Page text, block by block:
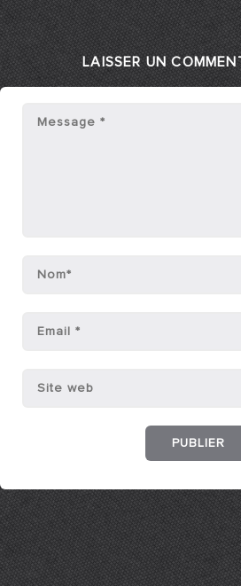
LAISSER UN